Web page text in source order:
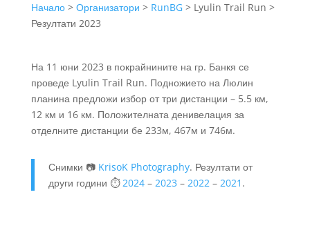
Начало> Организатори > RunBG> Lyulin Trail Run >
Резултати 2023
На 11 юни 2023 в покрайнините на гр. Банкя се
проведе Lyulin Trail Run. Подножието на Люлин
планина предложи избор от три дистанции – 5.5 км,
12 км и 16 км. Положителната денивелация за
отделните дистанции бе 233м, 467м и 746м.
Снимки 📷 KrisoK Photography. Резултати от
други години ⏱️2024– 2023 – 2022– 2021 .